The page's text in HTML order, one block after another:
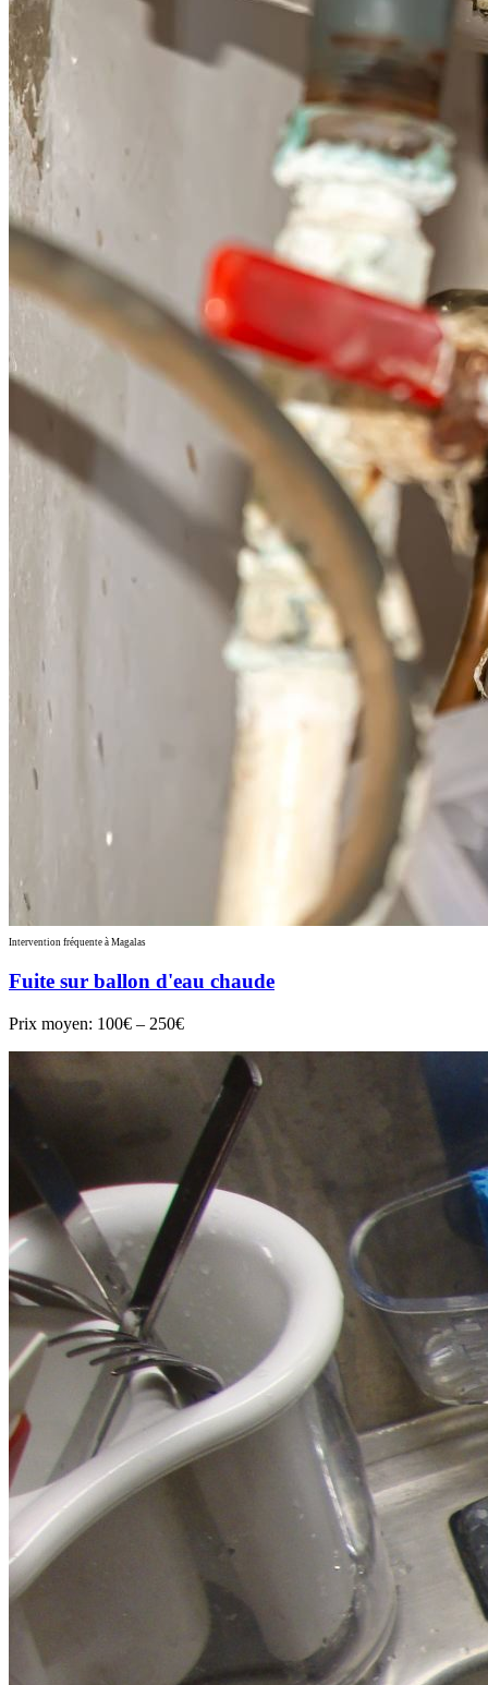
Intervention fréquente à Magalas
Fuite sur ballon d'eau chaude
Prix moyen: 100€ – 250€